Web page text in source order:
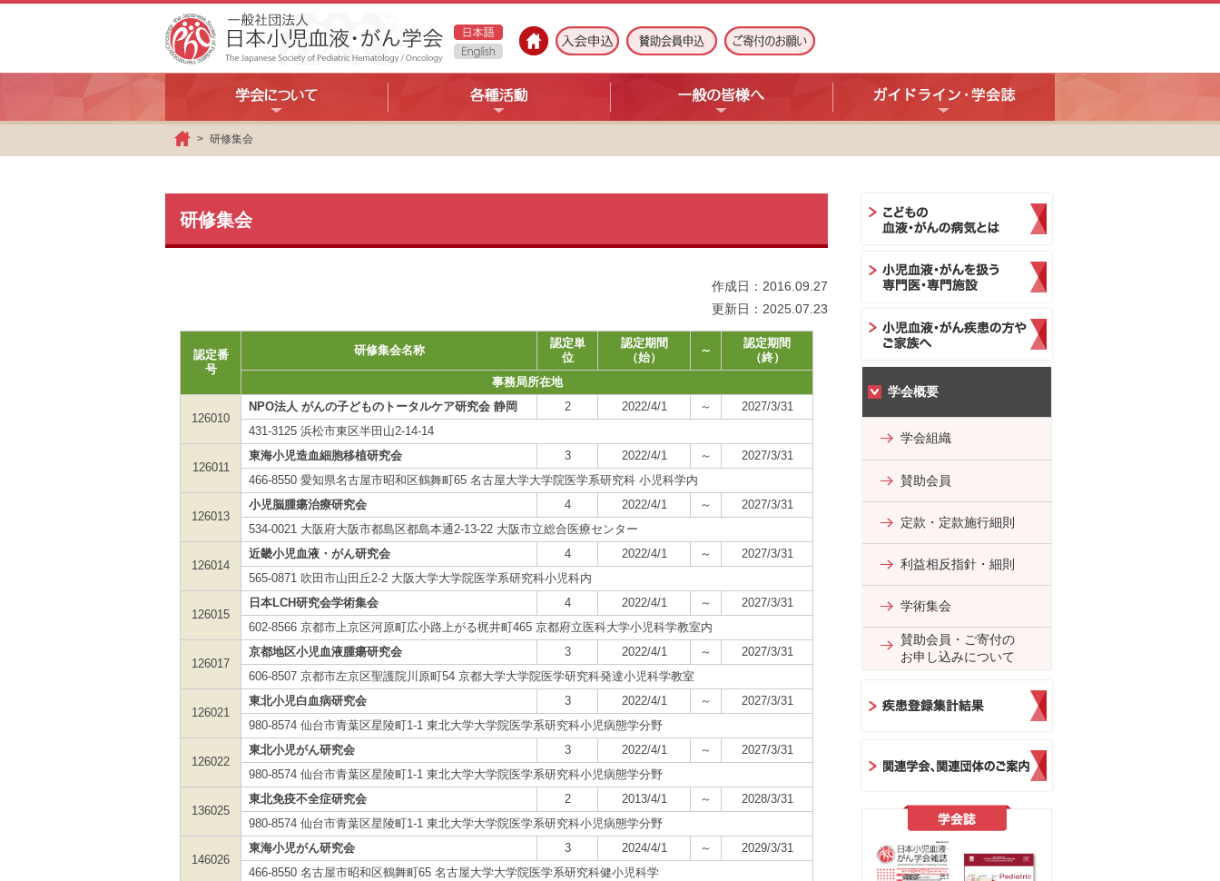
ホ
研修集会
研修集会
作成日：2016.09.27
更新日：2025.07.23
認定番
号
研修集会名称
認定単
位
認定期間
（始）
～
認定期間
（終）
事務局所在地
126010
NPO法人 がんの子どものトータルケア研究会 静岡 2 2022/4/1 ～
2027/3/31
431-3125 浜松市東区半田山2-14-14
126011
東海小児造血細胞移植研究会 3 2022/4/1 ～
2027/3/31
466-8550 愛知県名古屋市昭和区鶴舞町65 名古屋大学大学院医学系研究科 小児科学内
126013
小児脳腫瘍治療研究会 4 2022/4/1 ～
2027/3/31
534-0021 大阪府大阪市都島区都島本通2-13-22 大阪市立総合医療センター
126014
近畿小児血液・がん研究会 4 2022/4/1 ～
2027/3/31
565-0871 吹田市山田丘2-2 大阪大学大学院医学系研究科小児科内
126015
日本LCH研究会学術集会 4 2022/4/1 ～
2027/3/31
602-8566 京都市上京区河原町広小路上がる梶井町465 京都府立医科大学小児科学教室内
126017
京都地区小児血液腫瘍研究会 3 2022/4/1 ～
2027/3/31
606-8507 京都市左京区聖護院川原町54 京都大学大学院医学研究科発達小児科学教室
126021
東北小児白血病研究会 3 2022/4/1 ～
2027/3/31
980-8574 仙台市青葉区星陵町1-1 東北大学大学院医学系研究科小児病態学分野
126022
東北小児がん研究会 3 2022/4/1 ～
2027/3/31
980-8574 仙台市青葉区星陵町1-1 東北大学大学院医学系研究科小児病態学分野
136025
東北免疫不全症研究会 2 2013/4/1 ～
2028/3/31
980-8574 仙台市青葉区星陵町1-1 東北大学大学院医学系研究科小児病態学分野
146026
東海小児がん研究会 3 2024/4/1 ～
2029/3/31
466-8550 名古屋市昭和区鶴舞町65 名古屋大学大学院医学系研究科健小児科学
学会概要
学会組織
賛助会員
定款・定款施行細則
利益相反指針・細則
学術集会
賛助会員・ご寄付の
お申し込みについて